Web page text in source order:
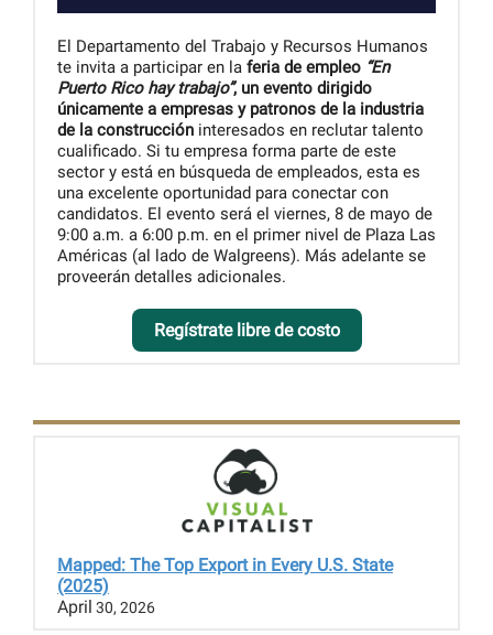
El Departamento del Trabajo y Recursos Humanos
te invita a participar en la feria de empleo “En
Puerto Rico hay trabajo”, un evento dirigido
únicamente a empresas y patronos de la industria
de la construcción interesados en reclutar talento
cualificado. Si tu empresa forma parte de este
sector y está en búsqueda de empleados, esta es
una excelente oportunidad para conectar con
candidatos. El evento será el viernes, 8 de mayo de
9:00 a.m. a 6:00 p.m. en el primer nivel de Plaza Las
Américas (al lado de Walgreens). Más adelante se
proveerán detalles adicionales.
Regístrate libre de costo
Mapped: The Top Export in Every U.S. State
(2025)
April 30, 2026